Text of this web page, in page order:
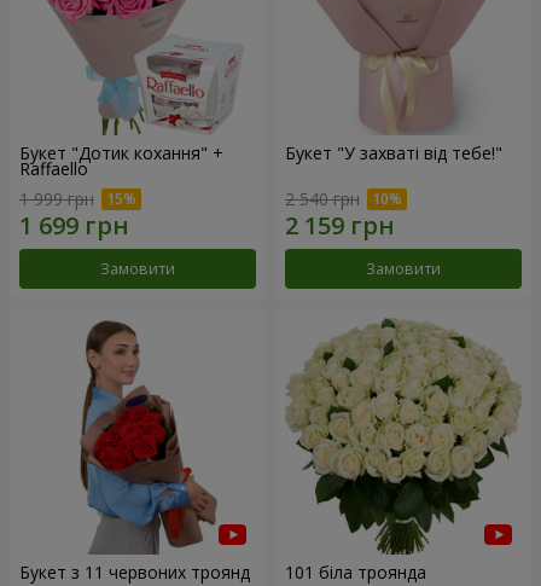
Букет "Дотик кохання" +
Raffaello
1 999 грн
Замовити
Букет "У захваті від тебе!"
2 540 грн
Замовити
Букет з 11 червоних троянд 101 біла троянда